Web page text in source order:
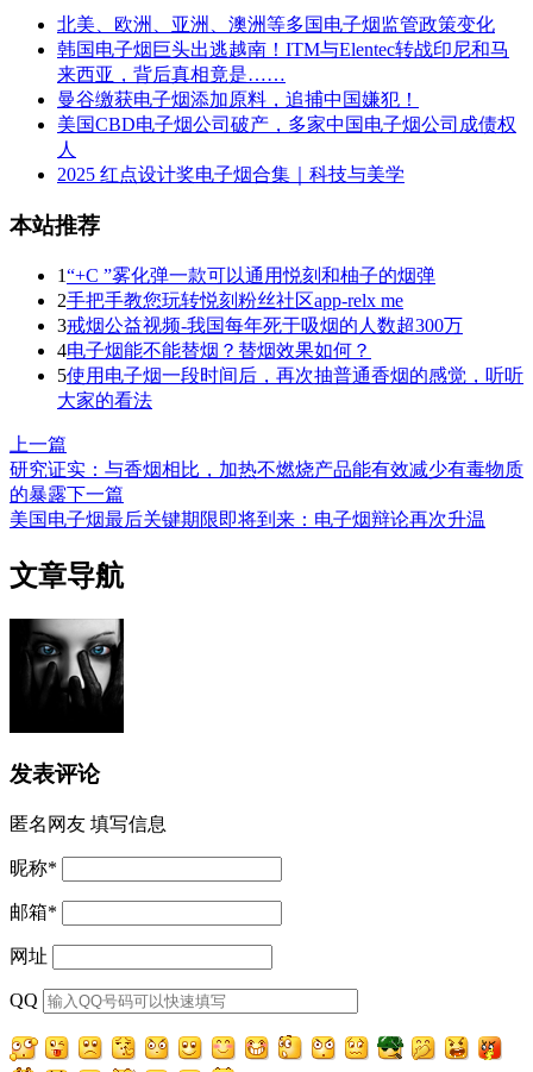
北美、欧洲、亚洲、澳洲等多国电子烟监管政策变化
韩国电子烟巨头出逃越南！ITM与Elentec转战印尼和马
来西亚，背后真相竟是……
曼谷缴获电子烟添加原料，追捕中国嫌犯！
美国CBD电子烟公司破产，多家中国电子烟公司成债权
人
2025 红点设计奖电子烟合集｜科技与美学
本站推荐
1“+C ”雾化弹一款可以通用悦刻和柚子的烟弹
2手把手教您玩转悦刻粉丝社区app-relx me
3戒烟公益视频-我国每年死于吸烟的人数超300万
4电子烟能不能替烟？替烟效果如何？
5使用电子烟一段时间后，再次抽普通香烟的感觉，听听
大家的看法
上一篇
研究证实：与香烟相比，加热不燃烧产品能有效减少有毒物质
的暴露下一篇
美国电子烟最后关键期限即将到来：电子烟辩论再次升温
文章导航
发表评论
匿名网友 填写信息
昵称*
邮箱*
网址
QQ